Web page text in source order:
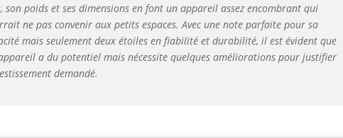
son poids et ses dimensions en font un appareil assez encombrant qui
ne pas convenir aux petits espaces. Avec une note parfaite pour sa
mais seulement deux étoiles en fiabilité et durabilité, il est évident que
a du potentiel mais nécessite quelques améliorations pour justifier
demandé.